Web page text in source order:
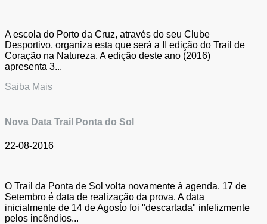
A escola do Porto da Cruz, através do seu Clube
Desportivo, organiza esta que será a II edição do Trail de
Coração na Natureza. A edição deste ano (2016)
apresenta 3...
Saiba Mais
Nova Data Trail Ponta do Sol
22-08-2016
O Trail da Ponta de Sol volta novamente à agenda. 17 de
Setembro é data de realização da prova. A data
inicialmente de 14 de Agosto foi "descartada" infelizmente
pelos incêndios...